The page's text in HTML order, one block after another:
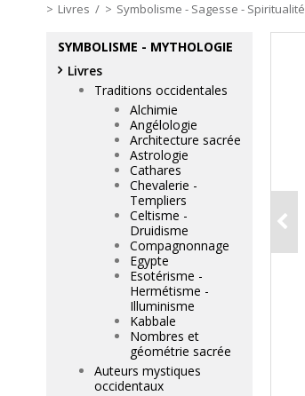
Livres / Symbolisme - Sagesse - Spiritualité
SYMBOLISME - MYTHOLOGIE
Livres
Traditions occidentales
Alchimie
Angélologie
Architecture sacrée
Astrologie
Cathares
Chevalerie -
Templiers
Celtisme -
Druidisme
Compagnonnage
Egypte
Esotérisme -
Hermétisme -
Illuminisme
Kabbale
Nombres et
géométrie sacrée
Auteurs mystiques
occidentaux